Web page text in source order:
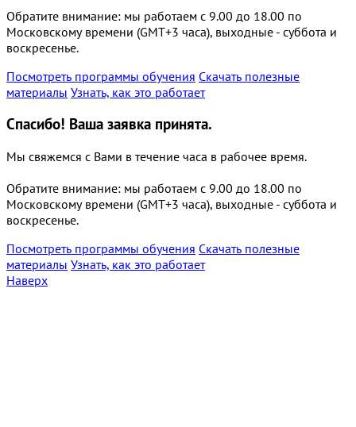
Обратите внимание: мы работаем с 9.00 до 18.00 по
Московскому времени (GMT+3 часа), выходные - суббота и
воскресенье.
Посмотреть программы обучения Скачать полезные
материалы Узнать, как это работает
Спасибо! Ваша заявка принята.
Мы свяжемся с Вами в течение часа в рабочее время.
Обратите внимание: мы работаем с 9.00 до 18.00 по
Московскому времени (GMT+3 часа), выходные - суббота и
воскресенье.
Посмотреть программы обучения Скачать полезные
материалы Узнать, как это работает
Наверх